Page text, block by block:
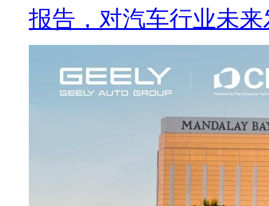
报告，对汽车行业未